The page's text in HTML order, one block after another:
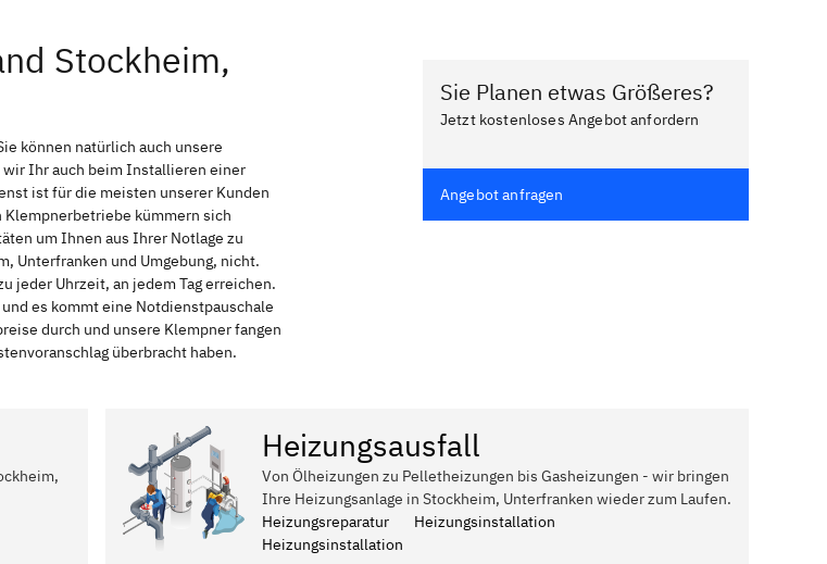
Stockheim,
können natürlich auch unsere
wir Ihr auch beim Installieren einer
ist für die meisten unserer Kunden
kümmern sich
um Ihnen aus Ihrer Notlage zu
Unterfranken und Umgebung, nicht.
jeder Uhrzeit, an jedem Tag erreichen.
es kommt eine Notdienstpauschale
durch und unsere Klempner fangen
überbracht haben.
Sie Planen etwas Größeres?
Jetzt kostenloses Angebot anfordern
Angebot anfragen
Heizungsausfall
Von Ölheizungen zu Pelletheizungen bis Gasheizungen - wir bringen
Ihre Heizungsanlage in Stockheim, Unterfranken wieder zum Laufen.
Heizungsreparatur
Heizungsinstallation
Heizungsinstallation